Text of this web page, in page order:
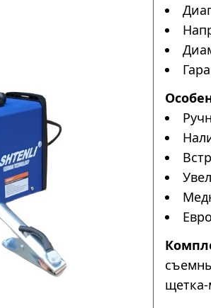
щетка-